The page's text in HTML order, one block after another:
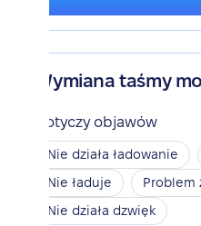
Wymiana taśmy
Dotyczy objawów
Nie działa ładowanie
Nie ładuje
Problem
Nie działa dzwięk